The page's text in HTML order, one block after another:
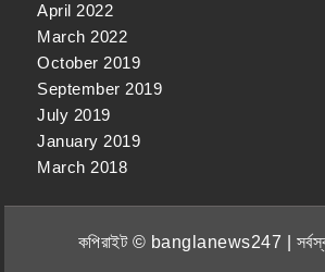
April 2022
March 2022
October 2019
September 2019
July 2019
January 2019
March 2018
কপিরাইট © banglanews247 |